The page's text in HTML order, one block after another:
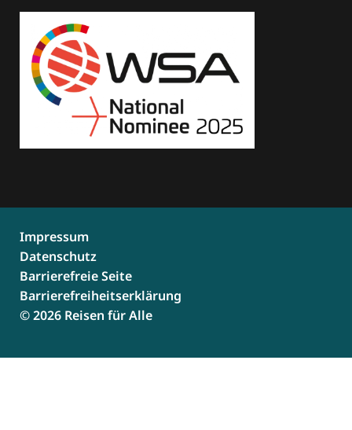
© 2026 Reisen für Alle
Impressum
Datenschutz
Barrierefreie Seite
Barrierefreiheitserklärung